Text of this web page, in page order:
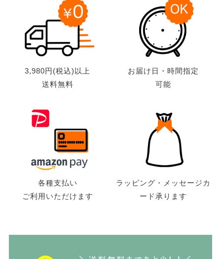
3,980円(税込)以上
送料無料
お届け日・時間指定
可能
各種支払い
ご利用いただけます
ラッピング・メッセージカ
ード承ります